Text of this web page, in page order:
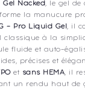
Gel Nacked, le gel de
la manucure
– Pro Liquid Gel , il
classique à la
fluide et auto-
précises et
et sans HEMA, il
un rendu haut de